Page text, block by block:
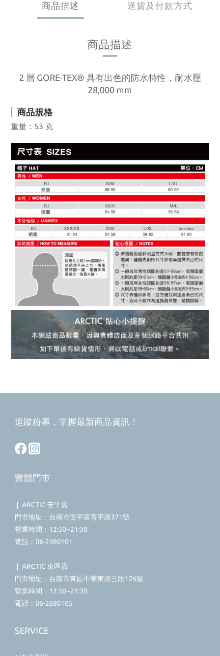
商品描述 送貨及付款方式
商品描述
2 層 GORE-TEX® 具有出色的防水特性， 耐水壓
28,000 mm
商品規格
重量：53 克
追蹤粉專，掌握最新商品資訊！
實體門市
❙ ARCTIC 安平店
門市地址：台南市安平區育平路371號
營業時間：12:30~21:30
電話：06-2980101
❙ ARCTIC 東區店
門市地址：台南市東區中華東路三段126號
營業時間：12:30~21:30
電話：06-2680105
SERVICE